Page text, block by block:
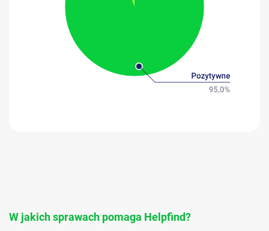
W jakich sprawach pomaga Helpfind?